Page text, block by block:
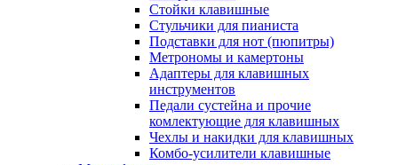
Стойки клавишные
Стульчики для пианиста
Подставки для нот (пюпитры)
Метрономы и камертоны
Адаптеры для клавишных
инструментов
Педали сустейна и прочие
комлектующие для клавишных
Чехлы и накидки для клавишных
Комбо-усилители клавишные